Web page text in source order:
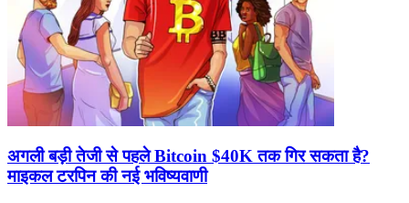
अगली बड़ी तेजी से पहले Bitcoin $40K तक गिर सकता है?
माइकल टरपिन की नई भविष्यवाणी